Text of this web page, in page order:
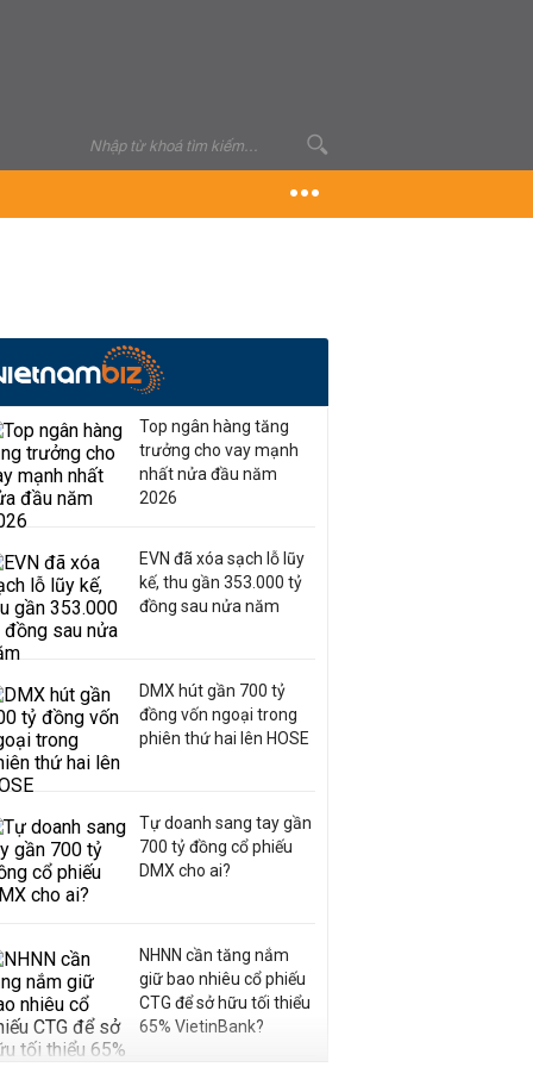
Top ngân hàng tăng
trưởng cho vay mạnh
nhất nửa đầu năm
2026
EVN đã xóa sạch lỗ lũy
kế, thu gần 353.000 tỷ
đồng sau nửa năm
DMX hút gần 700 tỷ
đồng vốn ngoại trong
phiên thứ hai lên HOSE
Tự doanh sang tay gần
700 tỷ đồng cổ phiếu
DMX cho ai?
NHNN cần tăng nắm
giữ bao nhiêu cổ phiếu
CTG để sở hữu tối thiểu
65% VietinBank?